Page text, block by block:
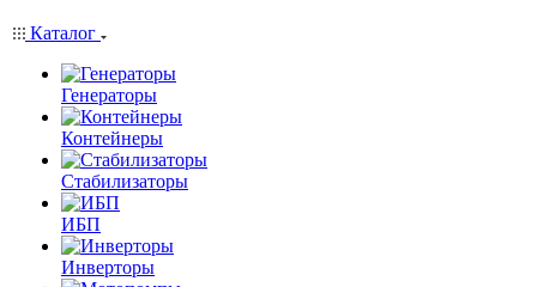
Каталог
Генераторы
Контейнеры
Стабилизаторы
ИБП
Инверторы